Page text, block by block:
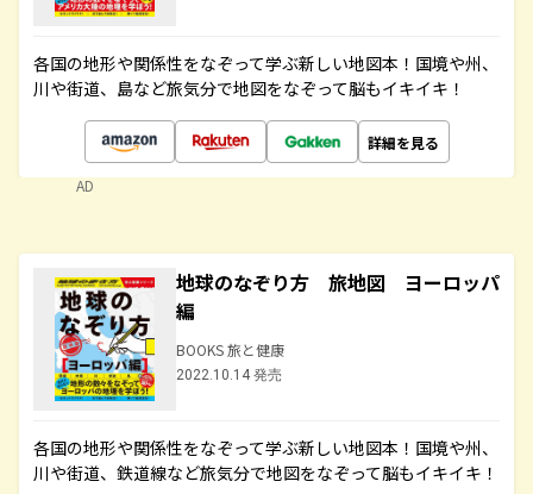
各国の地形や関係性をなぞって学ぶ新しい地図本！国境や州、
川や街道、島など旅気分で地図をなぞって脳もイキイキ！
詳細を見る
AD
地球のなぞり方 旅地図 ヨーロッパ
編
BOOKS 旅と健康
2022.10.14 発売
各国の地形や関係性をなぞって学ぶ新しい地図本！国境や州、
川や街道、鉄道線など旅気分で地図をなぞって脳もイキイキ！